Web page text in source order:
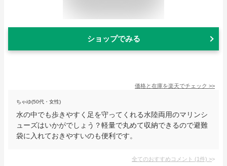
ショップでみる
価格と在庫を楽天でチェック >>
ちゃゆ(50代・女性)
水の中でも歩きやすく足を守ってくれる水陸両用のマリンシ
ューズはいかがでしょう？軽量で丸めて収納できるので避難
袋に入れておきやすいのも便利です。
全てのおすすめコメント (1件) >